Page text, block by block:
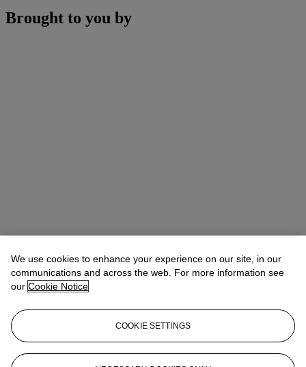
Brought to you by
Hippolyte de la FéronnièreHead of European Furniture Department
We use cookies to enhance your experience on our site, in our
communications and across the web. For more information see
our Cookie Notice
COOKIE SETTINGS